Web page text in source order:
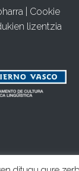
Cookie
lizentzia